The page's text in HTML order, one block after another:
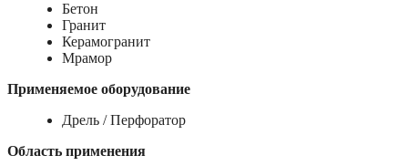
Бетон
Гранит
Керамогранит
Мрамор
Применяемое оборудование
Дрель / Перфоратор
Область применения